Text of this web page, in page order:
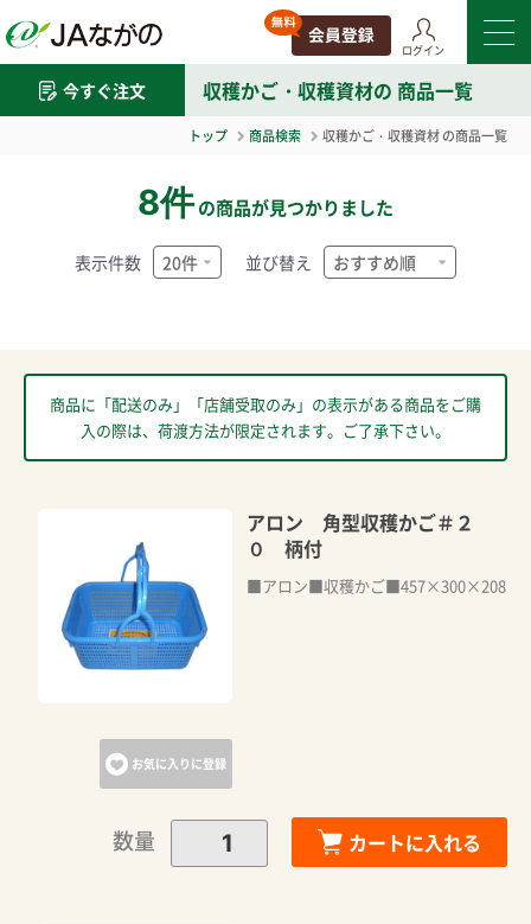
ログイン
今すぐ注文 収穫かご・収穫資材の 商品一覧
トップ 商品検索 収穫かご・収穫資材の商品一覧
8件の商品が見つかりました
表示件数 並び替え
商品に「配送のみ」「店舗受取のみ」の表示がある商品をご購
入の際は、荷渡方法が限定されます。ご了承下さい。
お気に入りに登録
アロン 角型収穫かご＃２
０ 柄付
■アロン■収穫かご■457×300×208
数量 カートに入れる